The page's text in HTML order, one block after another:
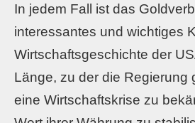
In jedem Fall ist das
interessantes und wichtiges
Wirtschaftsgeschichte der
Länge, zu der die Regierung
eine Wirtschaftskrise zu